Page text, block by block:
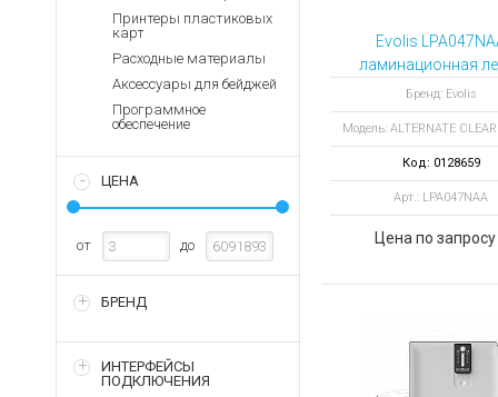
Терминалы
Архивные
товары
Зарядные устройства
Архивные товары
Принтеры пластиковых
карт
Расходные материалы
Аксессуары для бейджей
Программное
обеспечение
ЦЕНА
от до
БРЕНД
ИНТЕРФЕЙСЫ
ПОДКЛЮЧЕНИЯ
Evolis
ламинационная
ALTERNATE
PATCH 1.0 MIL
отпечатков
Бренд: Evolis
Модель: ALTERNATE
Код: 0128659
Арт.: LPA047NAA
Цена по запросу